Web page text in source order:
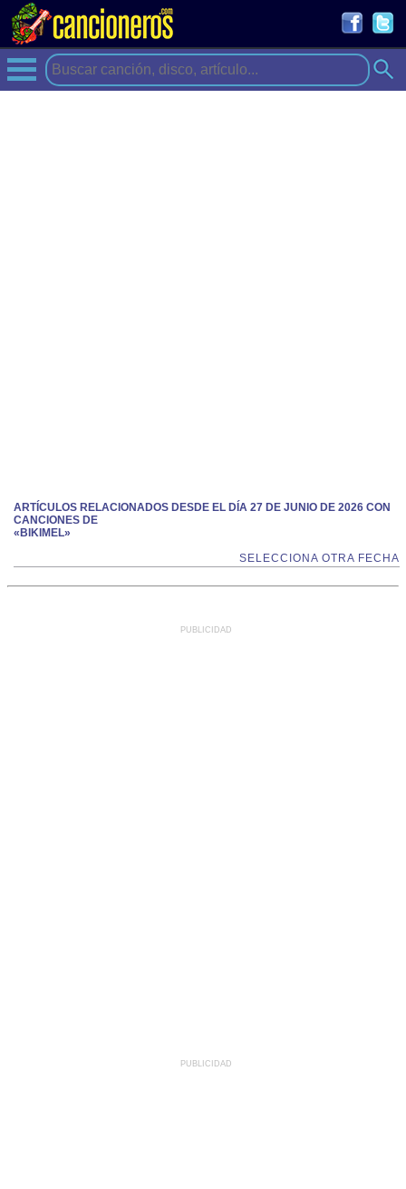
ARTÍCULOS RELACIONADOS DESDE EL DÍA 27 DE JUNIO DE 2026 CON
CANCIONES DE
«BIKIMEL»
SELECCIONA OTRA FECHA
PUBLICIDAD
PUBLICIDAD